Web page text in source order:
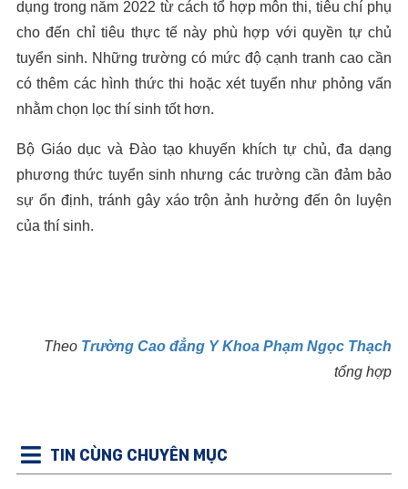
dụng trong năm 2022 từ cách tổ hợp môn thi, tiêu chí phụ
cho đến chỉ tiêu thực tế này phù hợp với quyền tự chủ
tuyển sinh. Những trường có mức độ cạnh tranh cao cần
có thêm các hình thức thi hoặc xét tuyển như phỏng vấn
nhằm chọn lọc thí sinh tốt hơn.
Bộ Giáo dục và Đào tạo khuyến khích tự chủ, đa dạng
phương thức tuyển sinh nhưng các trường cần đảm bảo
sự ổn định, tránh gây xáo trộn ảnh hưởng đến ôn luyện
của thí sinh.
Theo Trường Cao đẳng Y Khoa Phạm Ngọc Thạch
tổng hợp
TIN CÙNG CHUYÊN MỤC